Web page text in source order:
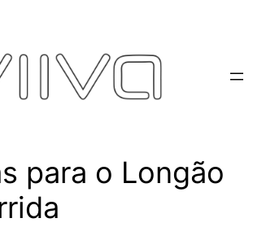
para o Longão